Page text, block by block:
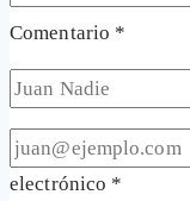
Comentario *
electrónico *